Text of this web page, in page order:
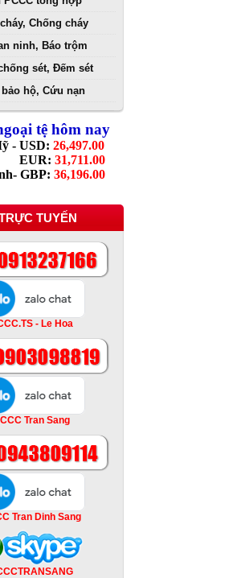
Chống cháy
ninh, Báo trộm
sét, Đếm sét
bảo hộ, Cứu nạn
tệ hôm nay
- USD: 26,497.00
EUR: 31,711.00
GBP: 36,196.00
TUYẾN
- Le Hoa
Tran Sang
Tran Dinh Sang